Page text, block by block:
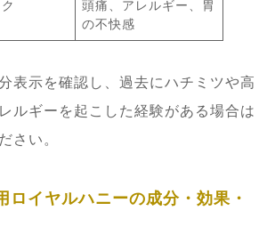
頭痛、アレルギー、胃
の不快感
表示を確認し、過去にハチミツや高
ルギーを起こした経験がある場合は
さい。
ロイヤルハニーの成分・効果・